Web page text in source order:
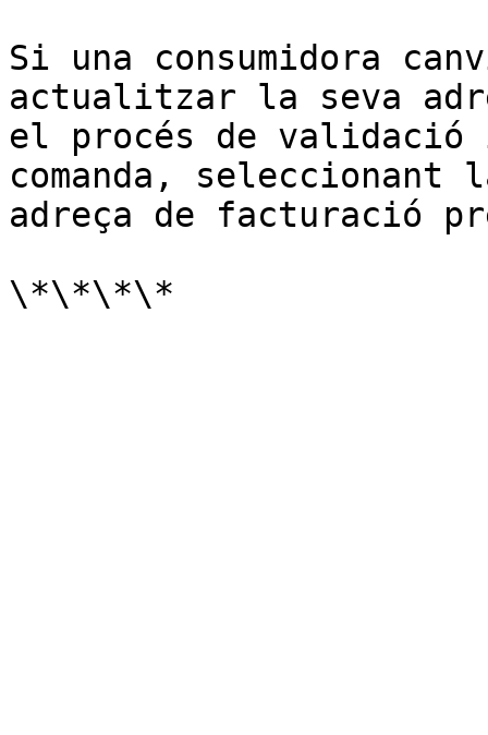
Si una consumidora
actualitzar la seva
el procés de
comanda, seleccionant
adreça de facturació